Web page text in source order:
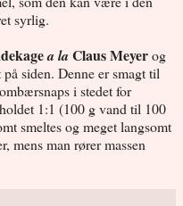
syrlig.
a la Claus Meyerog
på siden. Denne er smagt til
i stedet for
1:1 (100 g vand til 100
smeltes og meget langsomt
mens man rører massen